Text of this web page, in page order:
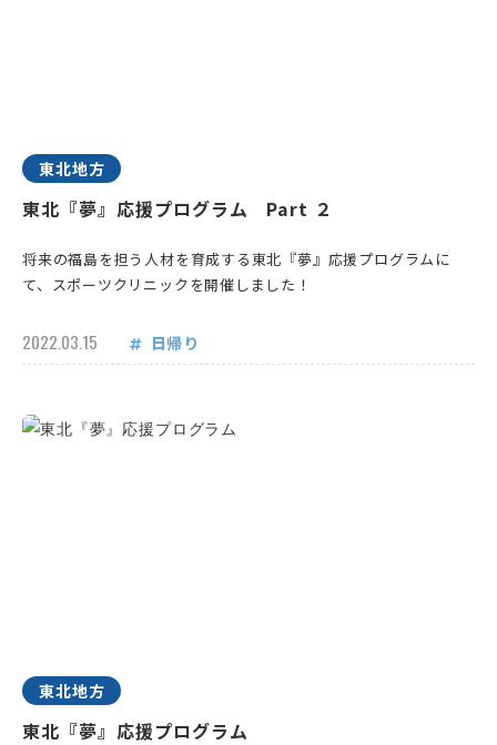
東北地方
東北『夢』応援プログラム Part ２
将来の福島を担う人材を育成する東北『夢』応援プログラムに
て、スポーツクリニックを開催しました！
2022.03.15 日帰り
東北地方
東北『夢』応援プログラム